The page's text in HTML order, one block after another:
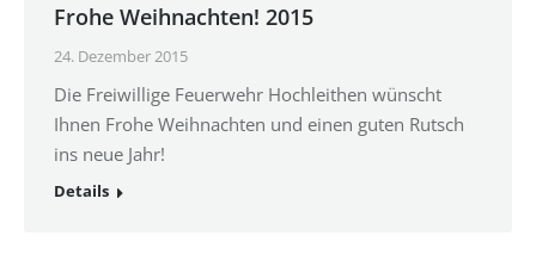
Frohe Weihnachten! 2015
24. Dezember 2015
Die Freiwillige Feuerwehr Hochleithen wünscht
Ihnen Frohe Weihnachten und einen guten Rutsch
ins neue Jahr!
Details